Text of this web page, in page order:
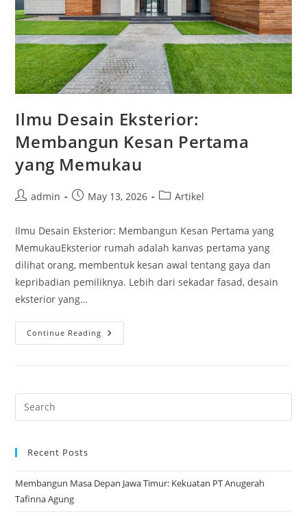
Ilmu Desain Eksterior:
Membangun Kesan Pertama
yang Memukau
Postadmin
PostMay 13, 2026
PostArtikel
Ilmu Desain Eksterior: Membangun Kesan Pertama yang
MemukauEksterior rumah adalah kanvas pertama yang
dilihat orang, membentuk kesan awal tentang gaya dan
kepribadian pemiliknya. Lebih dari sekadar fasad, desain
eksterior yang…
Continue Reading Ilmu
Desain
Recent Posts
Membangun Masa Depan Jawa Timur: Kekuatan PT Anugerah
Tafinna Agung